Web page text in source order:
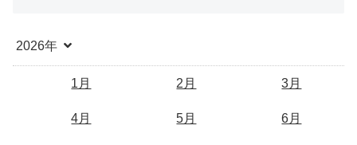
2026年
1月 2月 3月
4月 5月 6月